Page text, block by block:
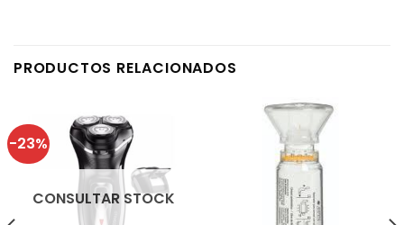
PRODUCTOS RELACIONADOS
-23%
CONSULTAR STOCK